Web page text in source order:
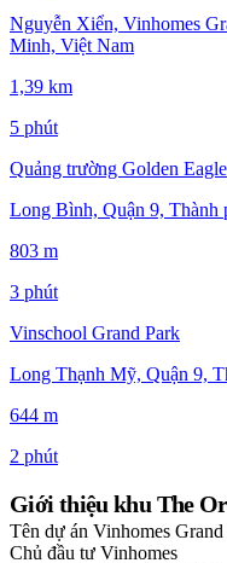
Nguyễn Xiển, Vinhomes
Minh, Việt Nam
1,39 km
5 phút
Quảng trường Golden Eagle
Long Bình, Quận 9,
803 m
3 phút
Vinschool Grand Park
Long Thạnh Mỹ, Quận 9,
644 m
2 phút
Giới thiệu khu The
Tên dự án Vinhomes Grand
Chủ đầu tư Vinhomes